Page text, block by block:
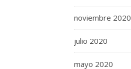
noviembre 2020
julio 2020
mayo 2020